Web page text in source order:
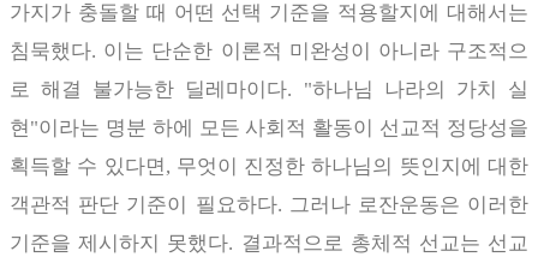
가지가 충돌할 때 어떤 선택 기준을 적용할지에 대해서는
침묵했다. 이는 단순한 이론적 미완성이 아니라 구조적으
로 해결 불가능한 딜레마이다. "하나님 나라의 가치 실
현"이라는 명분 하에 모든 사회적 활동이 선교적 정당성을
획득할 수 있다면, 무엇이 진정한 하나님의 뜻인지에 대한
객관적 판단 기준이 필요하다. 그러나 로잔운동은 이러한
기준을 제시하지 못했다. 결과적으로 총체적 선교는 선교